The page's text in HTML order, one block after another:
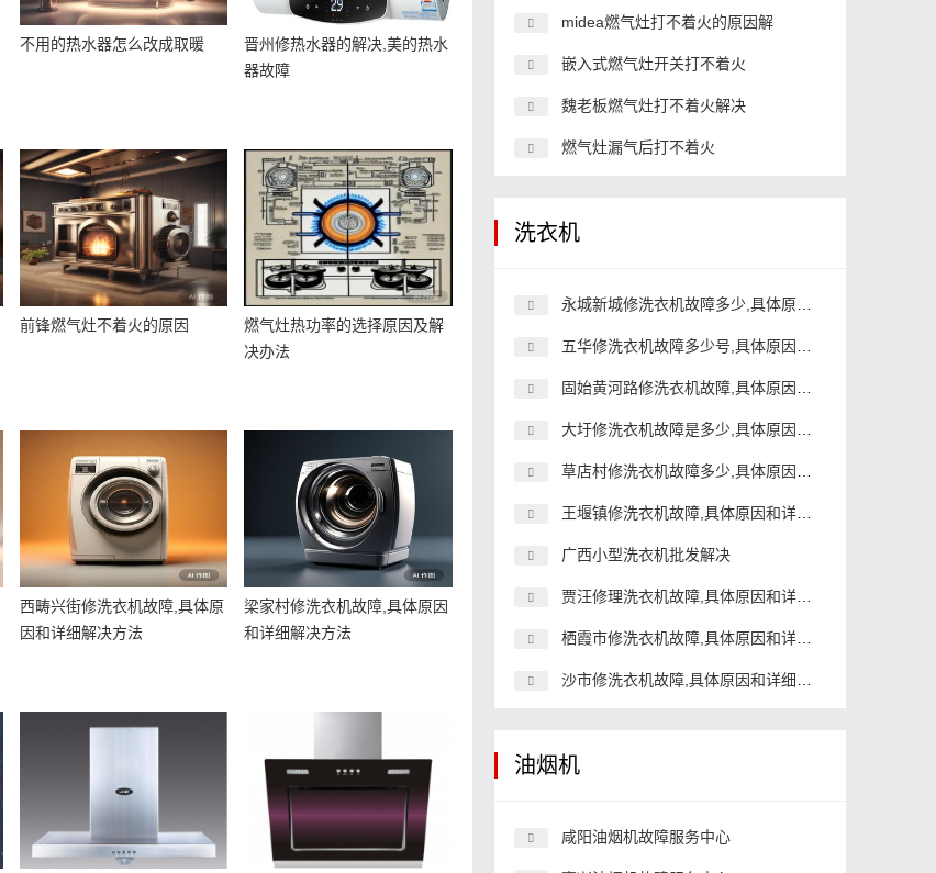
不用的热水器怎么改成取暖
晋州修热水器的解决,美的热水
器故障
前锋燃气灶不着火的原因
燃气灶热功率的选择原因及解
决办法
西畴兴街修洗衣机故障,具体原
因和详细解决方法
梁家村修洗衣机故障,具体原因
和详细解决方法
midea燃气灶打不着火的原因解
嵌入式燃气灶开关打不着火
魏老板燃气灶打不着火解决
燃气灶漏气后打不着火
洗衣机
永城新城修洗衣机故障多少,具体原因和详细解决方法
五华修洗衣机故障多少号,具体原因和详细解决方法
固始黄河路修洗衣机故障,具体原因和详细解决方法
大圩修洗衣机故障是多少,具体原因和详细解决方法
草店村修洗衣机故障多少,具体原因和详细解决方法
王堰镇修洗衣机故障,具体原因和详细解决方法
广西小型洗衣机批发解决
贾汪修理洗衣机故障,具体原因和详细解决方法
栖霞市修洗衣机故障,具体原因和详细解决方法
沙市修洗衣机故障,具体原因和详细解决方法
油烟机
咸阳油烟机故障服务中心